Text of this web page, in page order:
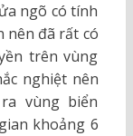
ngõ có tính
nên đã rất có
trên vùng
nghiệt nên
vùng biển
khoảng 6